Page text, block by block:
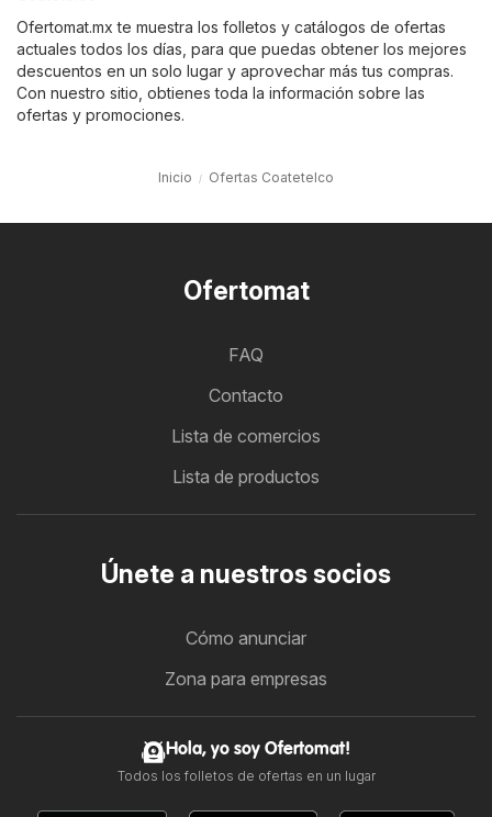
Ofertomat.mx te muestra los folletos y catálogos de ofertas
actuales todos los días, para que puedas obtener los mejores
descuentos en un solo lugar y aprovechar más tus compras.
Con nuestro sitio, obtienes toda la información sobre las
ofertas y promociones.
Inicio Ofertas Coatetelco
Ofertomat
FAQ
Contacto
Lista de comercios
Lista de productos
Únete a nuestros socios
Cómo anunciar
Zona para empresas
Hola, yo soy Ofertomat!
Todos los folletos de ofertas en un lugar